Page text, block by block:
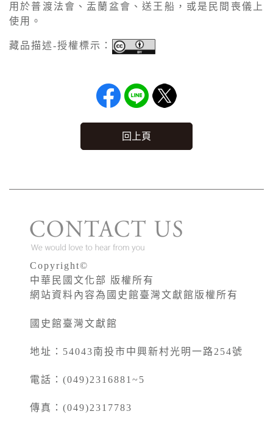
用於普渡法會、盂蘭盆會、送王船，或是民間喪儀上
使用。
藏品描述-授權標示：
回上頁
Copyright©
中華民國文化部 版權所有
網站資料內容為國史館臺灣文獻館版權所有
國史館臺灣文獻館
地址：54043南投市中興新村光明一路254號
電話：(049)2316881~5
傳真：(049)2317783